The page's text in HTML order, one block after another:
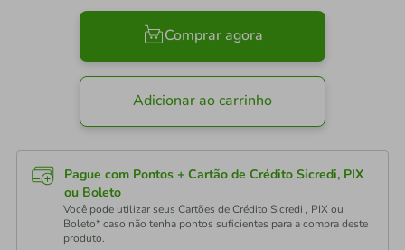
Comprar agora
Adicionar ao carrinho
Pague com Pontos + Cartão de Crédito Sicredi, PIX
ou Boleto
Você pode utilizar seus Cartões de Crédito Sicredi , PIX ou
Boleto* caso não tenha pontos suficientes para a compra deste
produto.